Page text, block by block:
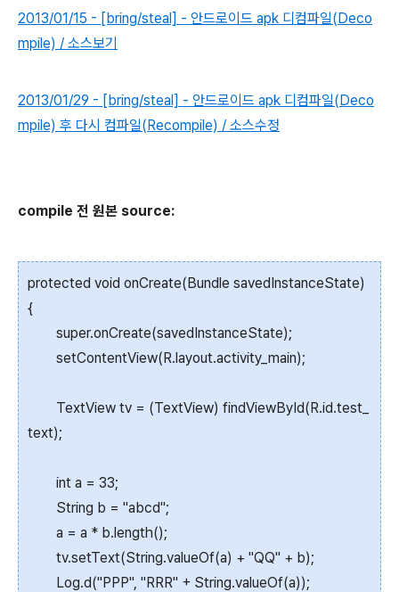
2013/01/15 - [bring/steal] - 안드로이드 apk 디컴파일(Deco
mpile) / 소스보기
2013/01/29 - [bring/steal] - 안드로이드 apk 디컴파일(Deco
mpile) 후 다시 컴파일(Recompile) / 소스수정
compile 전 원본 source:
protected void onCreate(Bundle savedInstanceState)
{
super.onCreate(savedInstanceState);
setContentView(R.layout.activity_main);
TextView tv = (TextView) findViewById(R.id.test_
text);
int a = 33;
String b = "abcd";
a = a * b.length();
tv.setText(String.valueOf(a) + "QQ" + b);
Log.d("PPP", "RRR" + String.valueOf(a));